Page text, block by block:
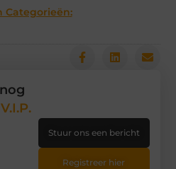
Categorieën:
V.I.P.
Stuur ons een bericht
Registreer hier